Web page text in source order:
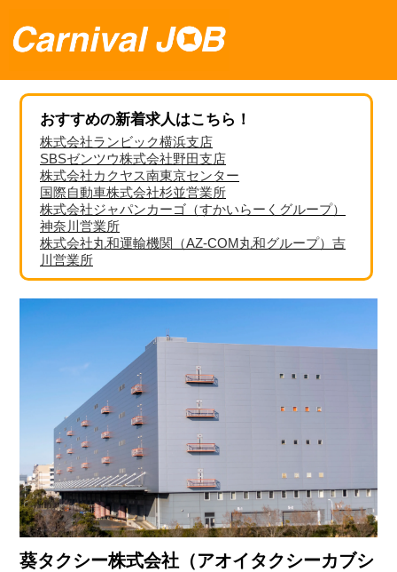
おすすめの新着求人はこちら！
株式会社ランビック横浜支店
SBSゼンツウ株式会社野田支店
株式会社カクヤス南東京センター
国際自動車株式会社杉並営業所
株式会社ジャパンカーゴ（すかいらーくグループ）
神奈川営業所
株式会社丸和運輸機関（AZ-COM丸和グループ）吉
川営業所
葵タクシー株式会社（アオイタクシーカブシ